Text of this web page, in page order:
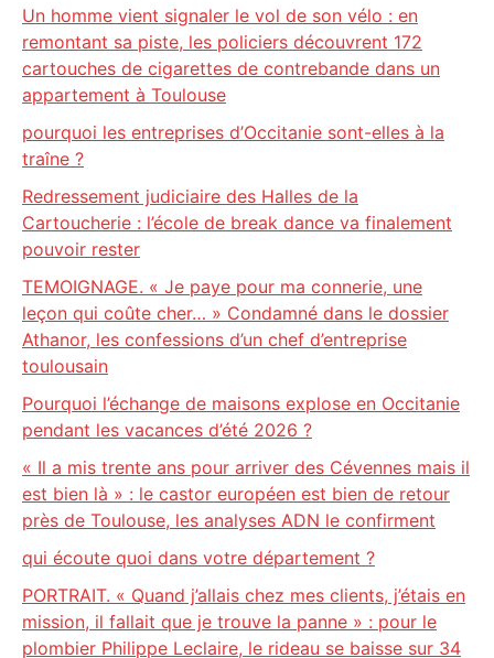
Un homme vient signaler le vol de son vélo : en
remontant sa piste, les policiers découvrent 172
cartouches de cigarettes de contrebande dans un
appartement à Toulouse
pourquoi les entreprises d’Occitanie sont-elles à la
traîne ?
Redressement judiciaire des Halles de la
Cartoucherie : l’école de break dance va finalement
pouvoir rester
TEMOIGNAGE. « Je paye pour ma connerie, une
leçon qui coûte cher… » Condamné dans le dossier
Athanor, les confessions d’un chef d’entreprise
toulousain
Pourquoi l’échange de maisons explose en Occitanie
pendant les vacances d’été 2026 ?
« Il a mis trente ans pour arriver des Cévennes mais il
est bien là » : le castor européen est bien de retour
près de Toulouse, les analyses ADN le confirment
qui écoute quoi dans votre département ?
PORTRAIT. « Quand j’allais chez mes clients, j’étais en
mission, il fallait que je trouve la panne » : pour le
plombier Philippe Leclaire, le rideau se baisse sur 34